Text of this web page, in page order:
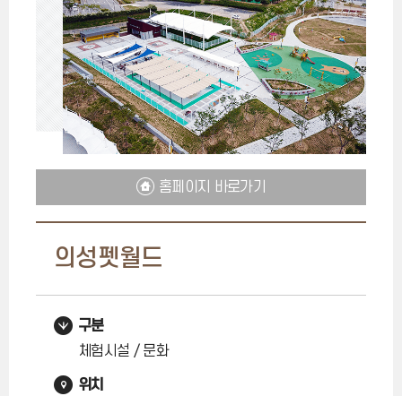
의성펫월드
홈페이지 바로가기
구분
체험시설 / 문화
위치